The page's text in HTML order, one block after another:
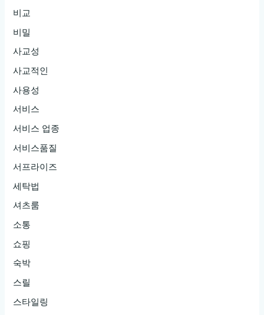
비교
비밀
사교성
사교적인
사용성
서비스
서비스 업종
서비스품질
서프라이즈
세탁법
셔츠룸
소통
쇼핑
숙박
스릴
스타일링